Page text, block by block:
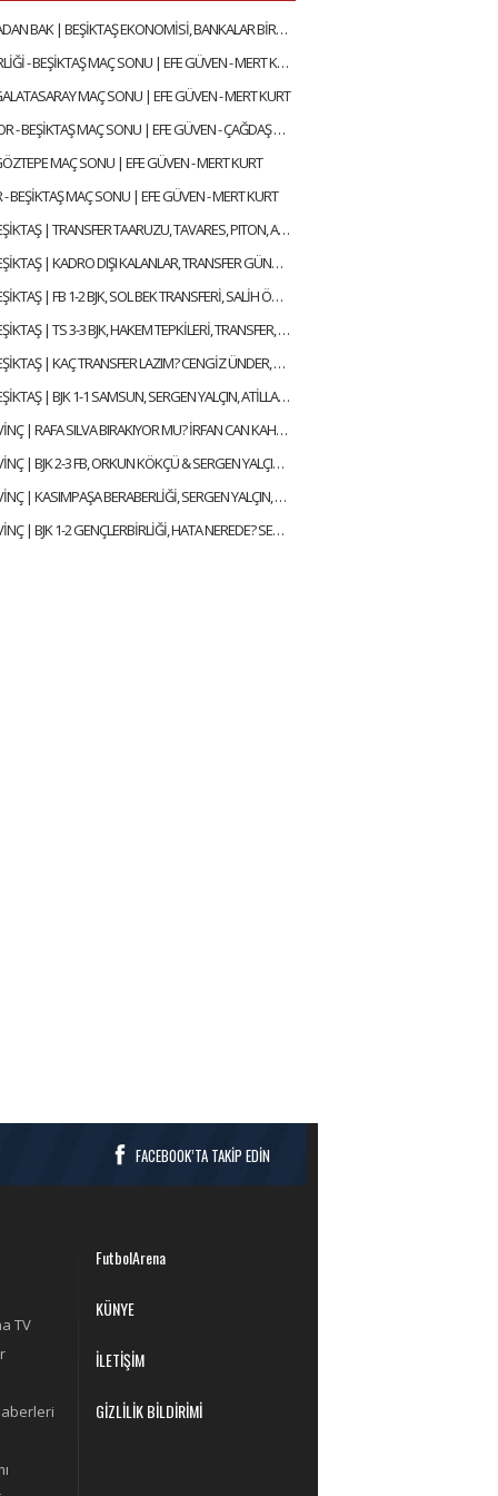
BİR DE BURADAN BAK | BEŞİKTAŞ EKONOMİSİ, BANKALAR BİRLİĞİ, DEVRE ARASI TRANSFERLERİ | GÖKHAN TİRYAKİ
GENÇLERBİRLİĞİ - BEŞİKTAŞ MAÇ SONU | EFE GÜVEN - MERT KURT
MAÇ SONU | EFE GÜVEN - MERT KURT
KOCAELİSPOR - BEŞİKTAŞ MAÇ SONU | EFE GÜVEN - ÇAĞDAŞ SEVİNÇ
MAÇ SONU | EFE GÜVEN - MERT KURT
- BEŞİKTAŞ MAÇ SONU | EFE GÜVEN - MERT KURT
GÜNDEM BEŞİKTAŞ | TRANSFER TAARUZU, TAVARES, PITON, AGBADOU, JORGENSEN, STROEYKENS | ÇAĞDAŞ SEVİNÇ
GÜNDEM BEŞİKTAŞ | KADRO DIŞI KALANLAR, TRANSFER GÜNDEMİ, AYRILACAK FUTBOLCULAR | ÇAĞDAŞ SEVİNÇ
GÜNDEM BEŞİKTAŞ | FB 1-2 BJK, SOL BEK TRANSFERİ, SALİH ÖZCAN, RASKIN, MERT GÜNOK | ÇAĞDAŞ SEVİNÇ
GÜNDEM BEŞİKTAŞ | TS 3-3 BJK, HAKEM TEPKİLERİ, TRANSFER, HADJAM, AGBADOU, RASKIN | ÇAĞDAŞ SEVİNÇ
GÜNDEM BEŞİKTAŞ | KAÇ TRANSFER LAZIM? CENGİZ ÜNDER, RAFA SILVA GELİŞMESİ, ABOUBAKAR | ÇAĞDAŞ SEVİNÇ
GÜNDEM BEŞİKTAŞ | BJK 1-1 SAMSUN, SERGEN YALÇIN, ATİLLA KARAOĞLAN, İLK 11 TERCİHLERİ | ÇAĞDAŞ SEVİNÇ
ÇAĞDAŞ SEVİNÇ | RAFA SILVA BIRAKIYOR MU? İRFAN CAN KAHVECİ TRANSFERİ, ERSİN, NECİP | GÜNDEM BEŞİKTAŞ
ÇAĞDAŞ SEVİNÇ | BJK 2-3 FB, ORKUN KÖKÇÜ & SERGEN YALÇIN, BJK YARIŞTAN KOPTU MU? | GÜNDEM BEŞİKTAŞ
ÇAĞDAŞ SEVİNÇ | KASIMPAŞA BERABERLİĞİ, SERGEN YALÇIN, RAFA SILVA, MERT GÜNOK | GÜNDEM BEŞİKTAŞ
ÇAĞDAŞ SEVİNÇ | BJK 1-2 GENÇLERBİRLİĞİ, HATA NEREDE? SERGEN YALÇIN, YENİ KAPTANLAR | GÜNDEM BEŞİKTAŞ
FACEBOOK’TA TAKİP EDİN
TV
FutbolArena
KÜNYE
İLETİŞİM
GİZLİLİK BİLDİRİMİ